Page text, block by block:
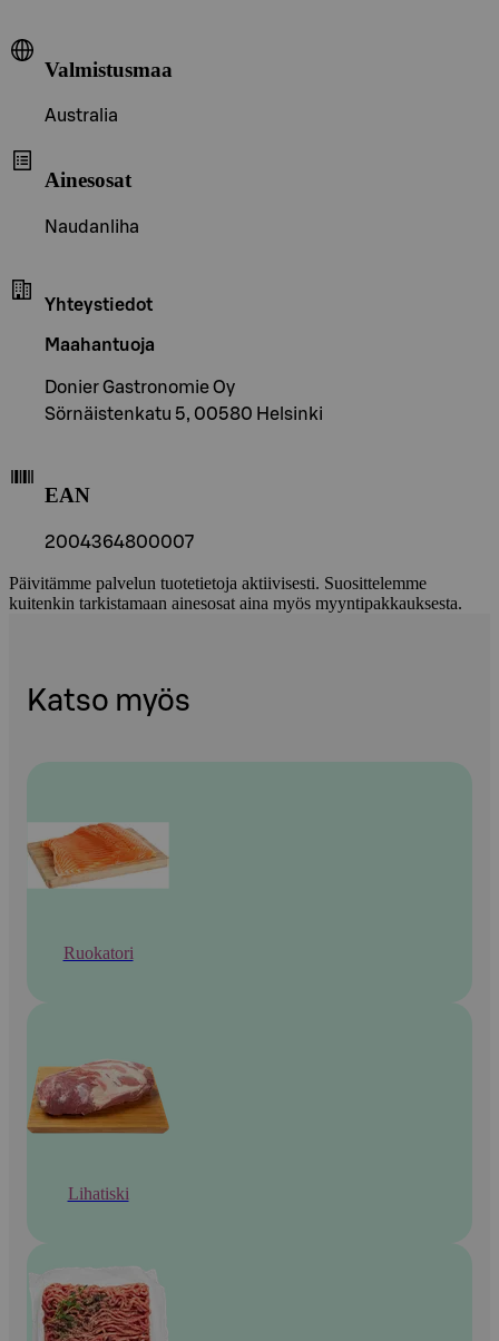
Valmistusmaa
Australia
Ainesosat
Naudanliha
Yhteystiedot
Maahantuoja
Donier Gastronomie Oy
Sörnäistenkatu 5, 00580 Helsinki
EAN
2004364800007
Päivitämme palvelun tuotetietoja aktiivisesti. Suosittelemme
kuitenkin tarkistamaan ainesosat aina myös myyntipakkauksesta.
Katso myös
Ruokatori
Lihatiski